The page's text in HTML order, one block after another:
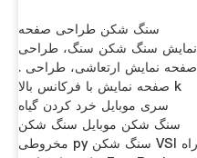
سنگ شکن طراحی صفحه
نمایش سنگ شکن سنگ، طراحی
صفحه نمایش ارتعاشی، طراحی .
صفحه نمایش با فرکانس بالا k
سری موبایل خرد کردن گیاه
سنگ شکن موبایل سنگ شکن
مخروطی py سنگ شکن VSI راه